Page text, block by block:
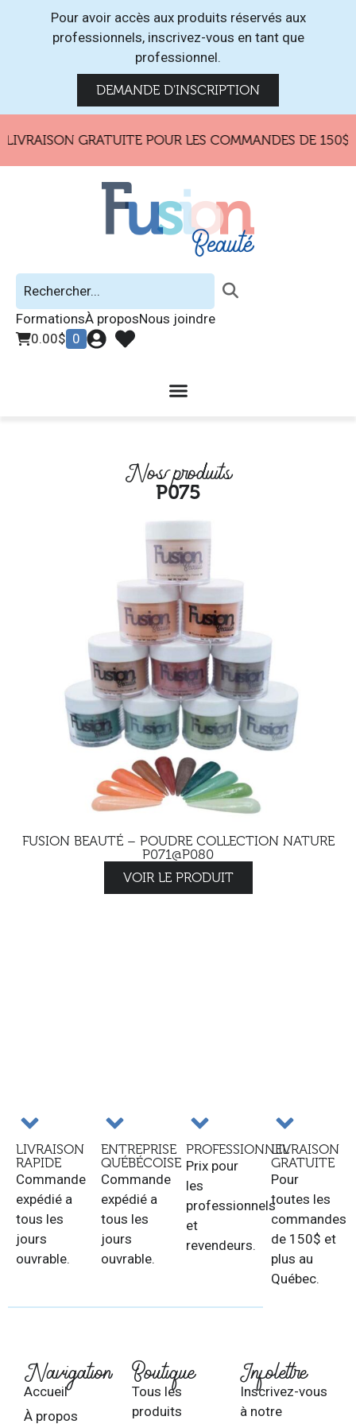
Pour avoir accès aux produits réservés aux
professionnels, inscrivez-vous en tant que
professionnel.
DEMANDE D'INSCRIPTION
LIVRAISON GRATUITE POUR LES COMMANDES DE 150$
FormationsÀ proposNous joindre
0.00$ 0
Nos produits
P075
FUSION BEAUTÉ – POUDRE COLLECTION NATURE
P071@P080
VOIR LE PRODUIT
LIVRAISON
RAPIDE
Commande
expédié a
tous les
jours
ouvrable.
ENTREPRISE
QUÉBÉCOISE
Commande
expédié a
tous les
jours
ouvrable.
PROFESSIONNEL
Prix pour
les
professionnels
et
revendeurs.
LIVRAISON
GRATUITE
Pour
toutes les
commandes
de 150$ et
plus au
Québec.
Navigation
Accueil
À propos
Boutique
Tous les
produits
Infolettre
Inscrivez-vous
à notre